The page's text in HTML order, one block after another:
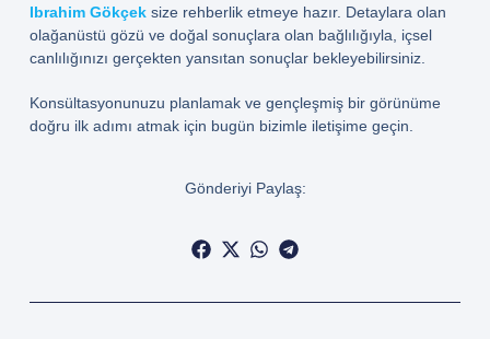
Ibrahim Gökçeksize rehberlik etmeye hazır. Detaylara olan
olağanüstü gözü ve doğal sonuçlara olan bağlılığıyla, içsel
canlılığınızı gerçekten yansıtan sonuçlar bekleyebilirsiniz.
Konsültasyonunuzu planlamak ve gençleşmiş bir görünüme
doğru ilk adımı atmak için bugün bizimle iletişime geçin.
Gönderiyi Paylaş: